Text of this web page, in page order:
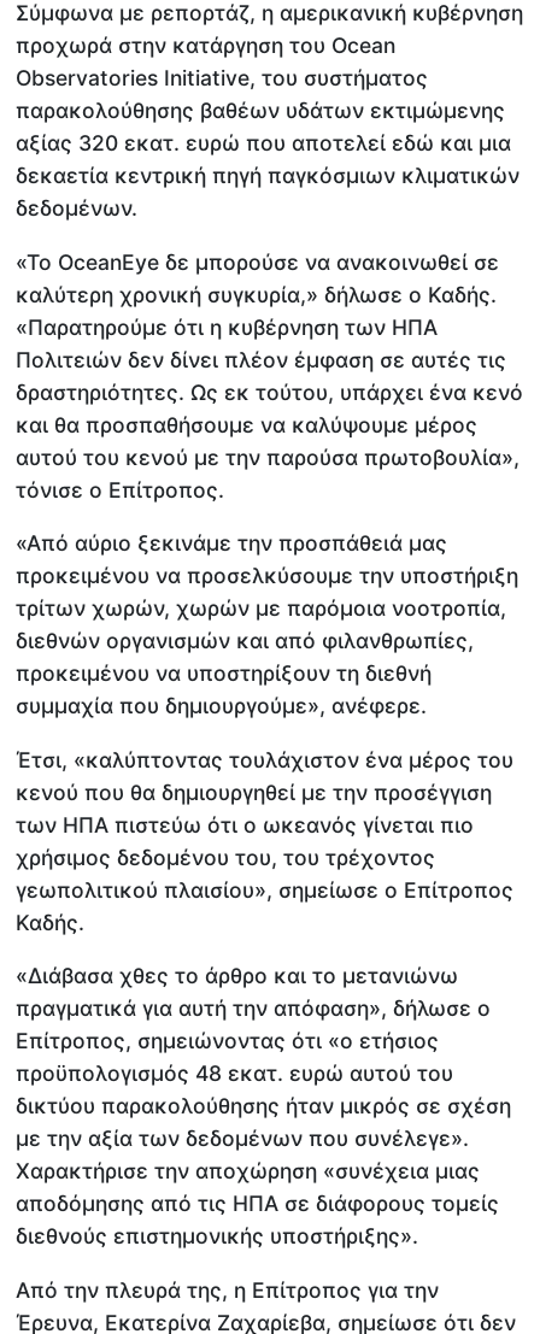
Σύμφωνα με ρεπορτάζ, η αμερικανική κυβέρνηση
προχωρά στην κατάργηση του Ocean
Observatories Initiative, του συστήματος
παρακολούθησης βαθέων υδάτων εκτιμώμενης
αξίας 320 εκατ. ευρώ που αποτελεί εδώ και μια
δεκαετία κεντρική πηγή παγκόσμιων κλιματικών
δεδομένων.
«Το OceanEye δε μπορούσε να ανακοινωθεί σε
καλύτερη χρονική συγκυρία,» δήλωσε ο Καδής.
«Παρατηρούμε ότι η κυβέρνηση των ΗΠΑ
Πολιτειών δεν δίνει πλέον έμφαση σε αυτές τις
δραστηριότητες. Ως εκ τούτου, υπάρχει ένα κενό
και θα προσπαθήσουμε να καλύψουμε μέρος
αυτού του κενού με την παρούσα πρωτοβουλία»,
τόνισε ο Επίτροπος.
«Από αύριο ξεκινάμε την προσπάθειά μας
προκειμένου να προσελκύσουμε την υποστήριξη
τρίτων χωρών, χωρών με παρόμοια νοοτροπία,
διεθνών οργανισμών και από φιλανθρωπίες,
προκειμένου να υποστηρίξουν τη διεθνή
συμμαχία που δημιουργούμε», ανέφερε.
Έτσι, «καλύπτοντας τουλάχιστον ένα μέρος του
κενού που θα δημιουργηθεί με την προσέγγιση
των ΗΠΑ πιστεύω ότι ο ωκεανός γίνεται πιο
χρήσιμος δεδομένου του, του τρέχοντος
γεωπολιτικού πλαισίου», σημείωσε ο Επίτροπος
Καδής.
«Διάβασα χθες το άρθρο και το μετανιώνω
πραγματικά για αυτή την απόφαση», δήλωσε ο
Επίτροπος, σημειώνοντας ότι «ο ετήσιος
προϋπολογισμός 48 εκατ. ευρώ αυτού του
δικτύου παρακολούθησης ήταν μικρός σε σχέση
με την αξία των δεδομένων που συνέλεγε».
Χαρακτήρισε την αποχώρηση «συνέχεια μιας
αποδόμησης από τις ΗΠΑ σε διάφορους τομείς
διεθνούς επιστημονικής υποστήριξης».
Από την πλευρά της, η Επίτροπος για την
Έρευνα, Εκατερίνα Ζαχαρίεβα, σημείωσε ότι δεν